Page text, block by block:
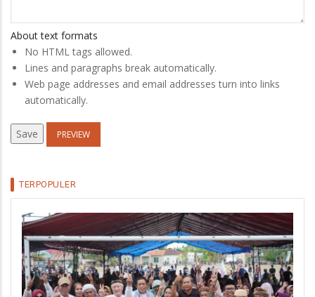
About text formats
No HTML tags allowed.
Lines and paragraphs break automatically.
Web page addresses and email addresses turn into links
automatically.
TERPOPULER